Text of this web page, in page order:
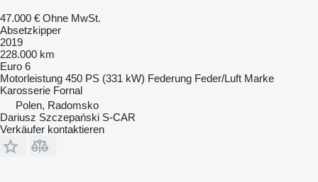
47.000 € Ohne MwSt.
Absetzkipper
2019
228.000 km
Euro 6
Motorleistung 450 PS (331 kW) Federung Feder/Luft Marke
Karosserie Fornal
Polen, Radomsko
Dariusz Szczepański S-CAR
Verkäufer kontaktieren